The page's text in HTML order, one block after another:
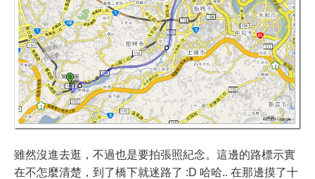
雖然沒進去逛，不過也是要拍張照紀念。這邊的路標示實
在不怎麼清楚，到了橋下就迷路了 :D 哈哈.. 在那邊摸了十